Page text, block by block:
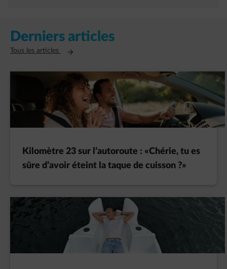
Derniers articles
Tous les articles Ouvre un nouvel onglet
Kilomètre 23 sur l’autoroute : «Chérie, tu es
sûre d’avoir éteint la taque de cuisson ?»